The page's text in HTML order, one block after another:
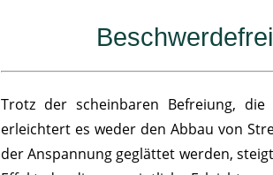
Trotz der scheinbaren Befreiung,
erleichtert es weder den Abbau von
der Anspannung geglättet werden,